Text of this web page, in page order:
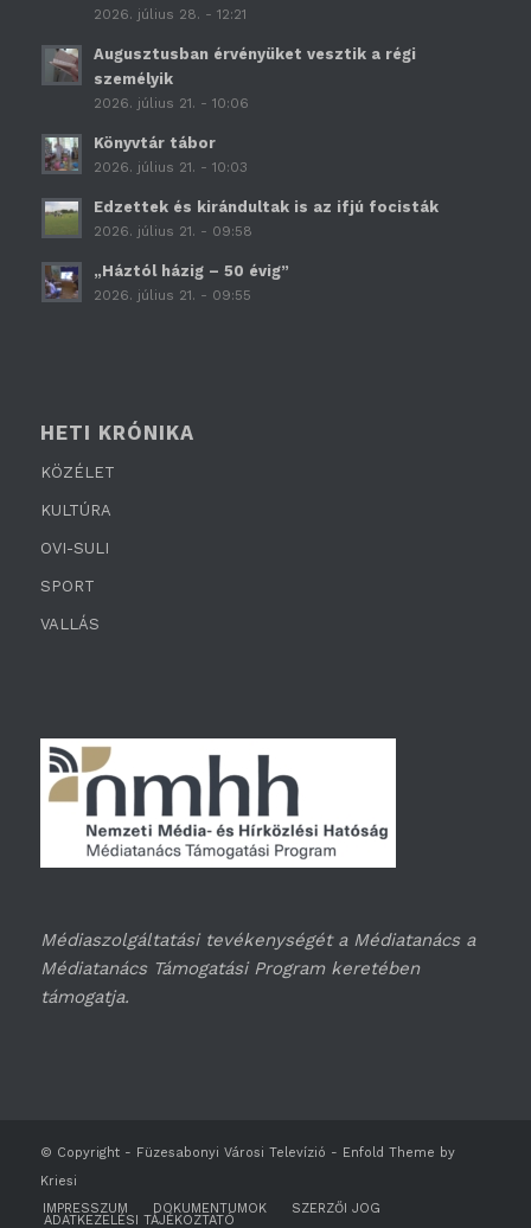
2026. július 28. - 12:21
Augusztusban érvényüket vesztik a régi
személyik
2026. július 21. - 10:06
Könyvtár tábor
2026. július 21. - 10:03
Edzettek és kirándultak is az ifjú focisták
2026. július 21. - 09:58
„Háztól házig – 50 évig”
2026. július 21. - 09:55
HETI KRÓNIKA
KÖZÉLET
KULTÚRA
OVI-SULI
SPORT
VALLÁS
Médiaszolgáltatási tevékenységét a Médiatanács a
Médiatanács Támogatási Program keretében
támogatja.
© Copyright - Füzesabonyi Városi Televízió - Enfold Theme by
Kriesi
IMPRESSZUM
DOKUMENTUMOK SZERZŐI JOG
ADATKEZELÉSI TÁJÉKOZTATÓ